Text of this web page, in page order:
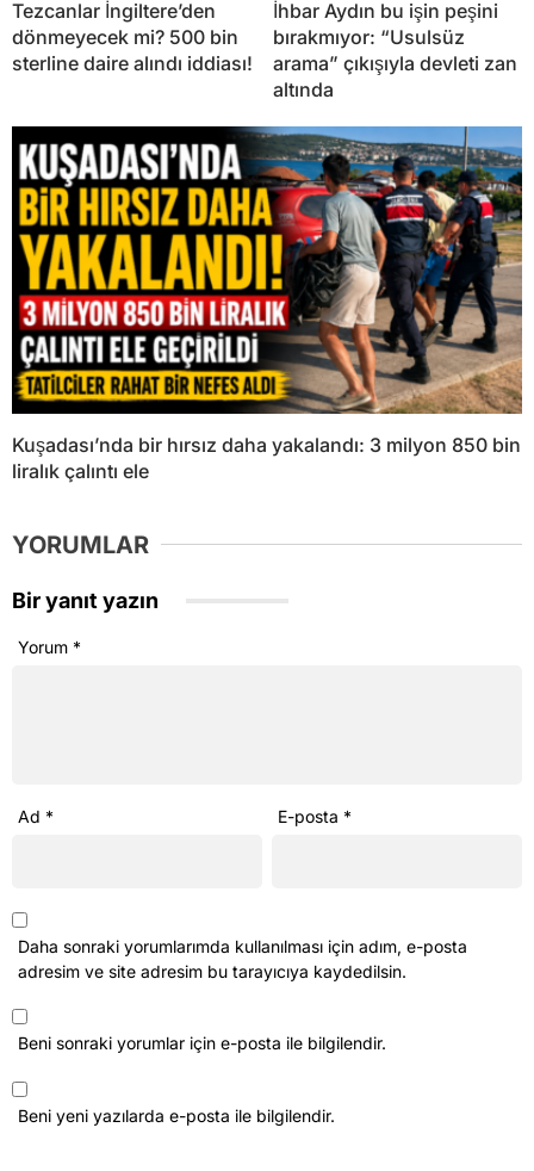
Tezcanlar İngiltere’den
dönmeyecek mi? 500 bin
sterline daire alındı iddiası!
İhbar Aydın bu işin peşini
bırakmıyor: “Usulsüz
arama” çıkışıyla devleti zan
altında
Kuşadası’nda bir hırsız daha yakalandı: 3 milyon 850 bin
liralık çalıntı ele
YORUMLAR
Bir yanıt yazın
Yorum *
Ad * E-posta *
Daha sonraki yorumlarımda kullanılması için adım, e-posta
adresim ve site adresim bu tarayıcıya kaydedilsin.
Beni sonraki yorumlar için e-posta ile bilgilendir.
Beni yeni yazılarda e-posta ile bilgilendir.